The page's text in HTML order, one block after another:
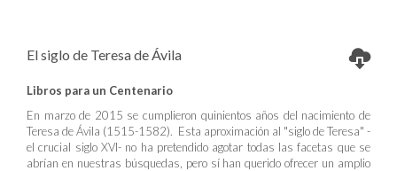
El siglo de Teresa de Ávila
Libros para un Centenario
En marzo de 2015 se cumplieron quinientos años del nacimiento de
Teresa de Ávila (1515-1582). Esta aproximación al "siglo de Teresa" -
el crucial siglo XVI- no ha pretendido agotar todas las facetas que se
abrían en nuestras búsquedas, pero sí han querido ofrecer un amplio